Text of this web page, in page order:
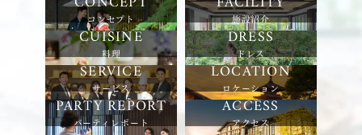
コンセプト 施設紹介
料理 ドレス
サービス ロケーション
パーティレポート アクセス